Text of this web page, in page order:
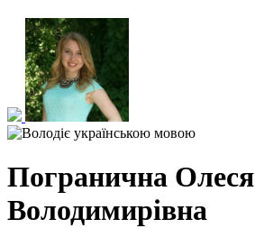
Погранична Олеся
Володимирівна